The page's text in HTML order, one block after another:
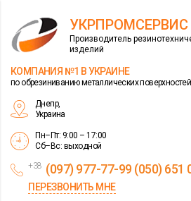
УКРПРОМСЕРВИС
Производитель
изделий
КОМПАНИЯ №1 В УКРАИНЕ
по обрезиниванию металлических поверхностей
Днепр,
Украина
Пн–Пт: 9:00 – 17:00
Сб–Вс: выходной
+38 (097) 977-77-99 (050) 651
ПЕРЕЗВОНИТЬ МНЕ